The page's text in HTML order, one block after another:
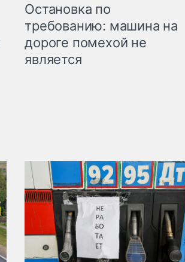
Остановка по
требованию: машина на
дороге помехой не
является